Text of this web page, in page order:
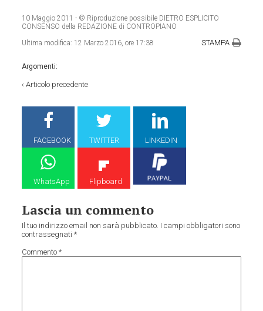
10 Maggio 2011 - © Riproduzione possibile DIETRO ESPLICITO
CONSENSO della REDAZIONE di CONTROPIANO
Ultima modifica: 12 Marzo 2016, ore 17:38 STAMPA
Argomenti:
‹Articolo precedente
FACEBOOK TWITTER LINKEDIN
WhatsApp Flipboard
Lascia un commento
Il tuo indirizzo email non sarà pubblicato. I campi obbligatori sono
contrassegnati*
Commento*